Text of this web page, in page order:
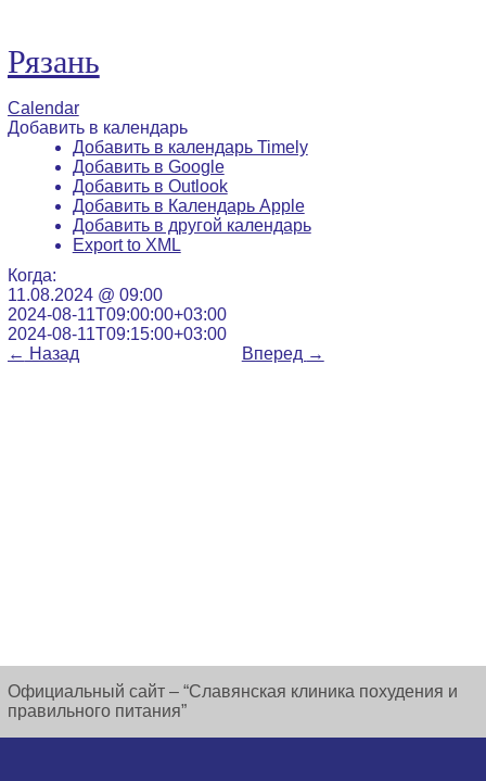
Рязань
Calendar
Добавить в календарь
Добавить в календарь Timely
Добавить в Google
Добавить в Outlook
Добавить в Календарь Apple
Добавить в другой календарь
Export to XML
Когда:
11.08.2024 @ 09:00
2024-08-11T09:00:00+03:00
2024-08-11T09:15:00+03:00
← Назад Вперед →
Официальный сайт – “Славянская клиника похудения и
правильного питания”